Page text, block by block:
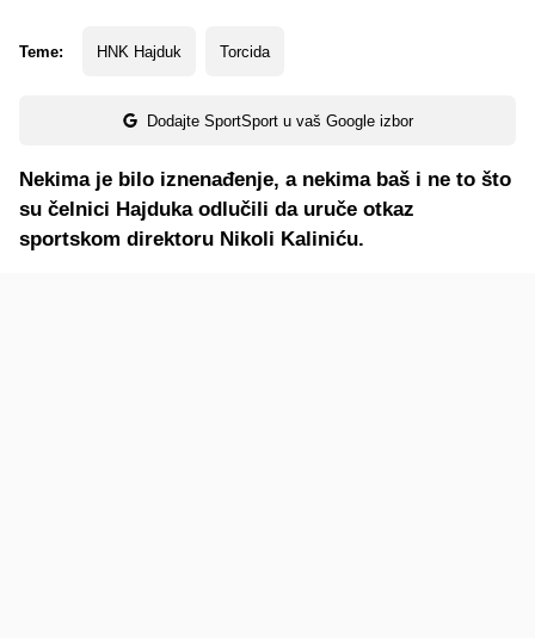
Teme: HNK Hajduk Torcida
Dodajte SportSport u vaš Google izbor
Nekima je bilo iznenađenje, a nekima baš i ne to što
su čelnici Hajduka odlučili da uruče otkaz
sportskom direktoru Nikoli Kaliniću.